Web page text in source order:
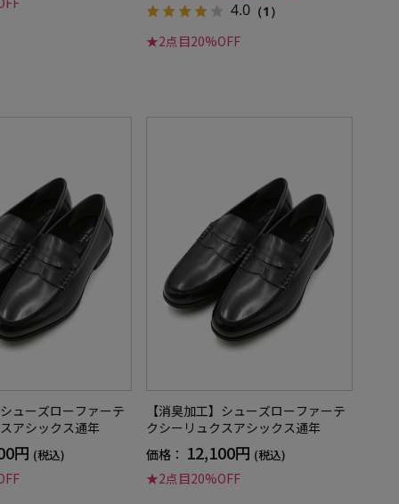
4.0 （1）
★2点目20%OFF
ューズローファーテ
アシックス通年
円 (税込)
【消臭加工】シューズローファーテ
クシーリュクスアシックス通年
価格： 12,100円 (税込)
★2点目20%OFF